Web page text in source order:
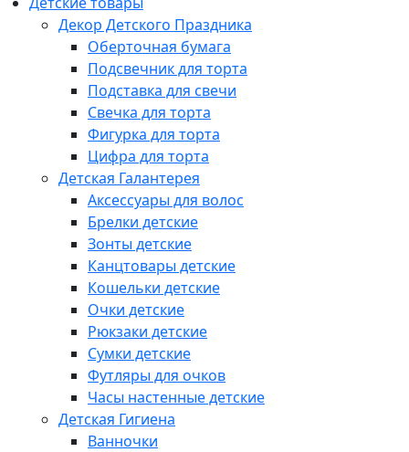
Декор Детского Праздника
Оберточная бумага
Подсвечник для торта
Подставка для свечи
Свечка для торта
Фигурка для торта
Цифра для торта
Детская Галантерея
Аксессуары для волос
Брелки детские
Зонты детские
Канцтовары детские
Кошельки детские
Очки детские
Рюкзаки детские
Сумки детские
Футляры для очков
Часы настенные детские
Детская Гигиена
Ванночки